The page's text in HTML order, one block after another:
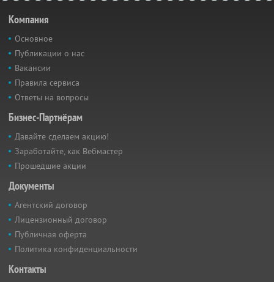
Компания
Основное
Публикации о нас
Вакансии
Правила сервиса
Ответы на вопросы
Бизнес-Партнёрам
Давайте сделаем акцию!
Заработайте, как Вебмастер
Прошедшие акции
Документы
Агентский договор
Лицензионный договор
Публичная оферта
Политика конфиденциальности
Контакты